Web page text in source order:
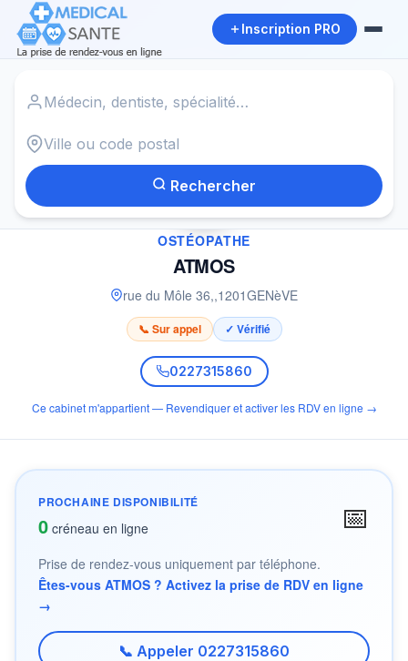
Inscription PRO
Rechercher
✓
OSTÉOPATHE
ATMOS
rue du Môle 36,,1201GENèVE
📞 Sur appel ✓ Vérifié
0227315860
Ce cabinet m'appartient — Revendiquer et activer les RDV en ligne →
PROCHAINE DISPONIBILITÉ
0 créneau en ligne 📅
Prise de rendez-vous uniquement par téléphone.
Êtes-vous ATMOS ? Activez la prise de RDV en ligne
→
📞 Appeler 0227315860